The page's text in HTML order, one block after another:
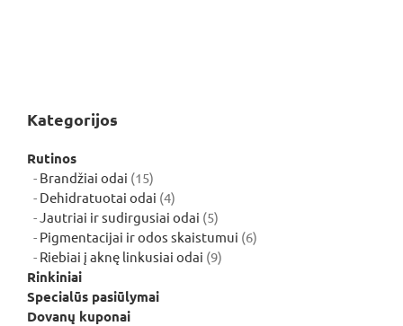
Kategorijos
Rutinos
Brandžiai odai 1515
produktų
Dehidratuotai odai 44
produktai
Jautriai ir sudirgusiai odai 55
produktai
Pigmentacijai ir odos skaistumui 66
Riebiai į aknę linkusiai odai 99
Rinkiniai
Specialūs pasiūlymai
Dovanų kuponai